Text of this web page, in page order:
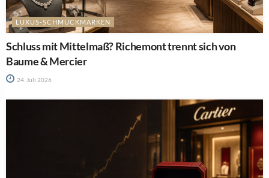
LUXUS-SCHMUCKMARKEN
Schluss mit Mittelmaß? Richemont trennt sich von
Baume & Mercier
24. Juli 2026